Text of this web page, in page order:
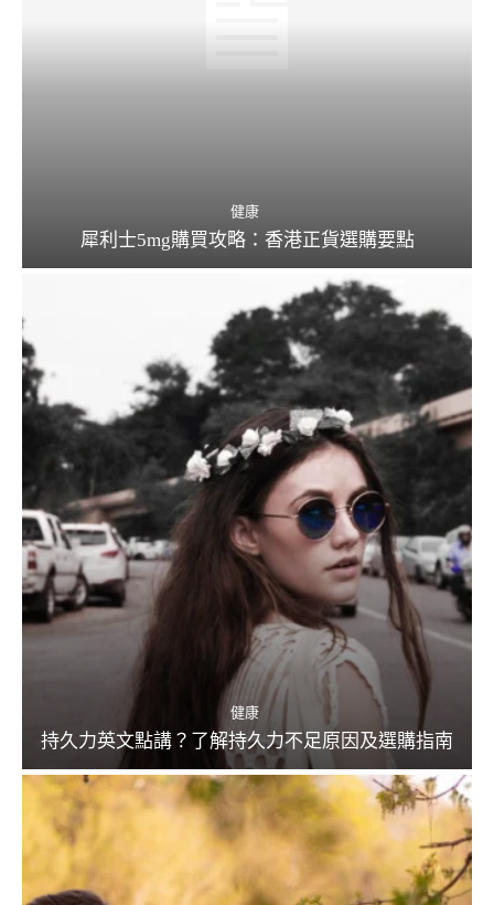
健康
犀利士5mg購買攻略：香港正貨選購要點
健康
持久力英文點講？了解持久力不足原因及選購指南